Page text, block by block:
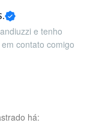
e tenho
contato comigo
há: